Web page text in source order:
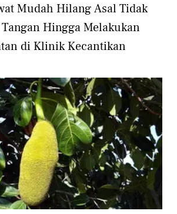
Mudah Hilang Asal Tidak
Hingga Melakukan
di Klinik Kecantikan